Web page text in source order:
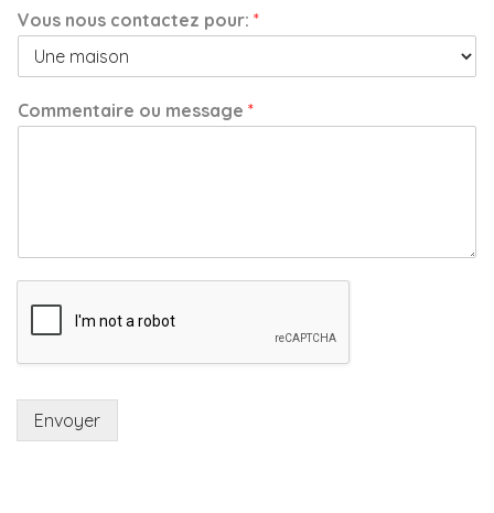
Vous nous contactez pour: *
Commentaire ou message *
Envoyer